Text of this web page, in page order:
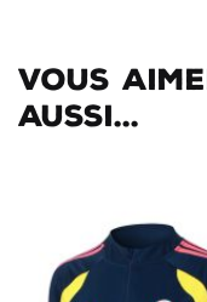
Vous
aussi...